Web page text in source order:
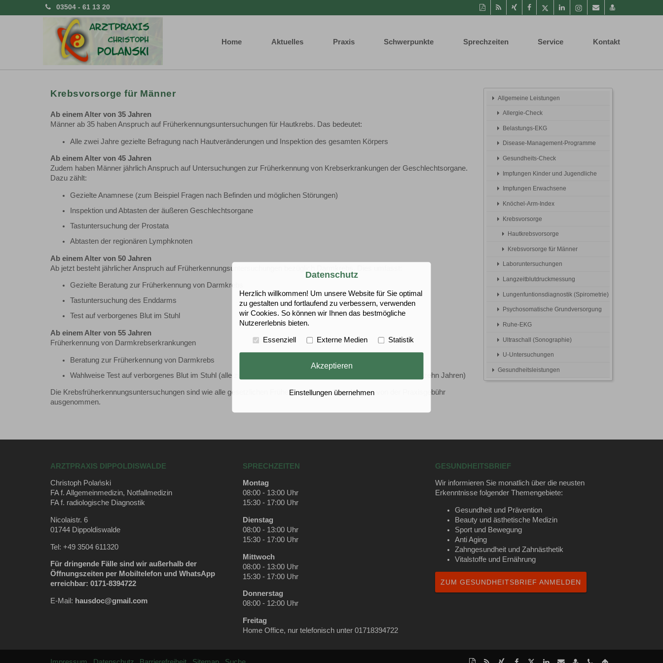
03504 - 61 13 20
Diese
Seite
drucken
RSS-
Feed
Auf
Xing
Auf
Facebook
Twitter
Auf
LinkedIn
Instagram-
Seite
Per
Mail
vCard
speichern
Home Aktuelles Praxis Schwerpunkte Sprechzeiten Service Kontakt
Krebsvorsorge für Männer
Ab einem Alter von 35 Jahren
Männer ab 35 haben Anspruch auf Früherkennungsuntersuchungen für Hautkrebs. Das bedeutet:
Alle zwei Jahre gezielte Befragung nach Hautveränderungen und Inspektion des gesamten Körpers
Ab einem Alter von 45 Jahren
Zudem haben Männer jährlich Anspruch auf Untersuchungen zur Früherkennung von Krebserkrankungen der Geschlechtsorgane.
Dazu zählt:
Gezielte Anamnese (zum Beispiel Fragen nach Befinden und möglichen Störungen)
Inspektion und Abtasten der äußeren Geschlechtsorgane
Tastuntersuchung der Prostata
Abtasten der regionären Lymphknoten
Ab einem Alter von 50 Jahren
Ab jetzt besteht jährlicher Anspruch auf Früherkennungsuntersuchungen bezüglich Darmkrebs. Dies umfasst:
Gezielte Beratung zur Früherkennung von Darmkrebs
Tastuntersuchung des Enddarms
Test auf verborgenes Blut im Stuhl
Ab einem Alter von 55 Jahren
Früherkennung von Darmkrebserkrankungen
Beratung zur Früherkennung von Darmkrebs
Wahlweise Test auf verborgenes Blut im Stuhl (alle zwei Jahre) oder zwei Darmspiegelungen (im Abstand von zehn Jahren)
Die Krebsfrüherkennungsuntersuchungen sind wie alle gesetzlichen Früherkennungsuntersuchungen von der Praxisgebühr
ausgenommen.
Allgemeine Leistungen
Allergie-Check
Belastungs-EKG
Disease-Management-Programme
Gesundheits-Check
Impfungen Kinder und Jugendliche
Impfungen Erwachsene
Knöchel-Arm-Index
Krebsvorsorge
Hautkrebsvorsorge
Krebsvorsorge für Männer
Laboruntersuchungen
Langzeitblutdruckmessung
Lungenfuntionsdiagnostik (Spirometrie)
Psychosomatische Grundversorgung
Ruhe-EKG
Ultraschall (Sonographie)
U-Untersuchungen
Gesundheitsleistungen
ARZTPRAXIS DIPPOLDISWALDE
Christoph Polański
FA f. Allgemeinmedizin, Notfallmedizin
FA f. radiologische Diagnostik
Nicolaistr. 6
01744 Dippoldiswalde
Tel: +49 3504 611320
Für dringende Fälle sind wir außerhalb der
Öffnungszeiten per Mobiltelefon und WhatsApp
erreichbar: 0171-8394722
E-Mail: hausdoc@gmail.com
SPRECHZEITEN
Montag
08:00 - 13:00 Uhr
15:30 - 17:00 Uhr
Dienstag
08:00 - 13:00 Uhr
15:30 - 17:00 Uhr
Mittwoch
08:00 - 13:00 Uhr
15:30 - 17:00 Uhr
Donnerstag
08:00 - 12:00 Uhr
Freitag
Home Office, nur telefonisch unter 01718394722
GESUNDHEITSBRIEF
Wir informieren Sie monatlich über die neusten
Erkenntnisse folgender Themengebiete:
Gesundheit und Prävention
Beauty und ästhetische Medizin
Sport und Bewegung
Anti Aging
Zahngesundheit und Zahnästhetik
Vitalstoffe und Ernährung
ZUM GESUNDHEITSBRIEF ANMELDEN
Diese RSS- Auf Auf Auf Auf Per vCard tel:+49
Datenschutz
Herzlich willkommen! Um unsere Website für Sie optimal
zu gestalten und fortlaufend zu verbessern, verwenden
wir Cookies. So können wir Ihnen das bestmögliche
Nutzererlebnis bieten.
Essenziell Externe Medien Statistik
Akzeptieren
Einstellungen übernehmen